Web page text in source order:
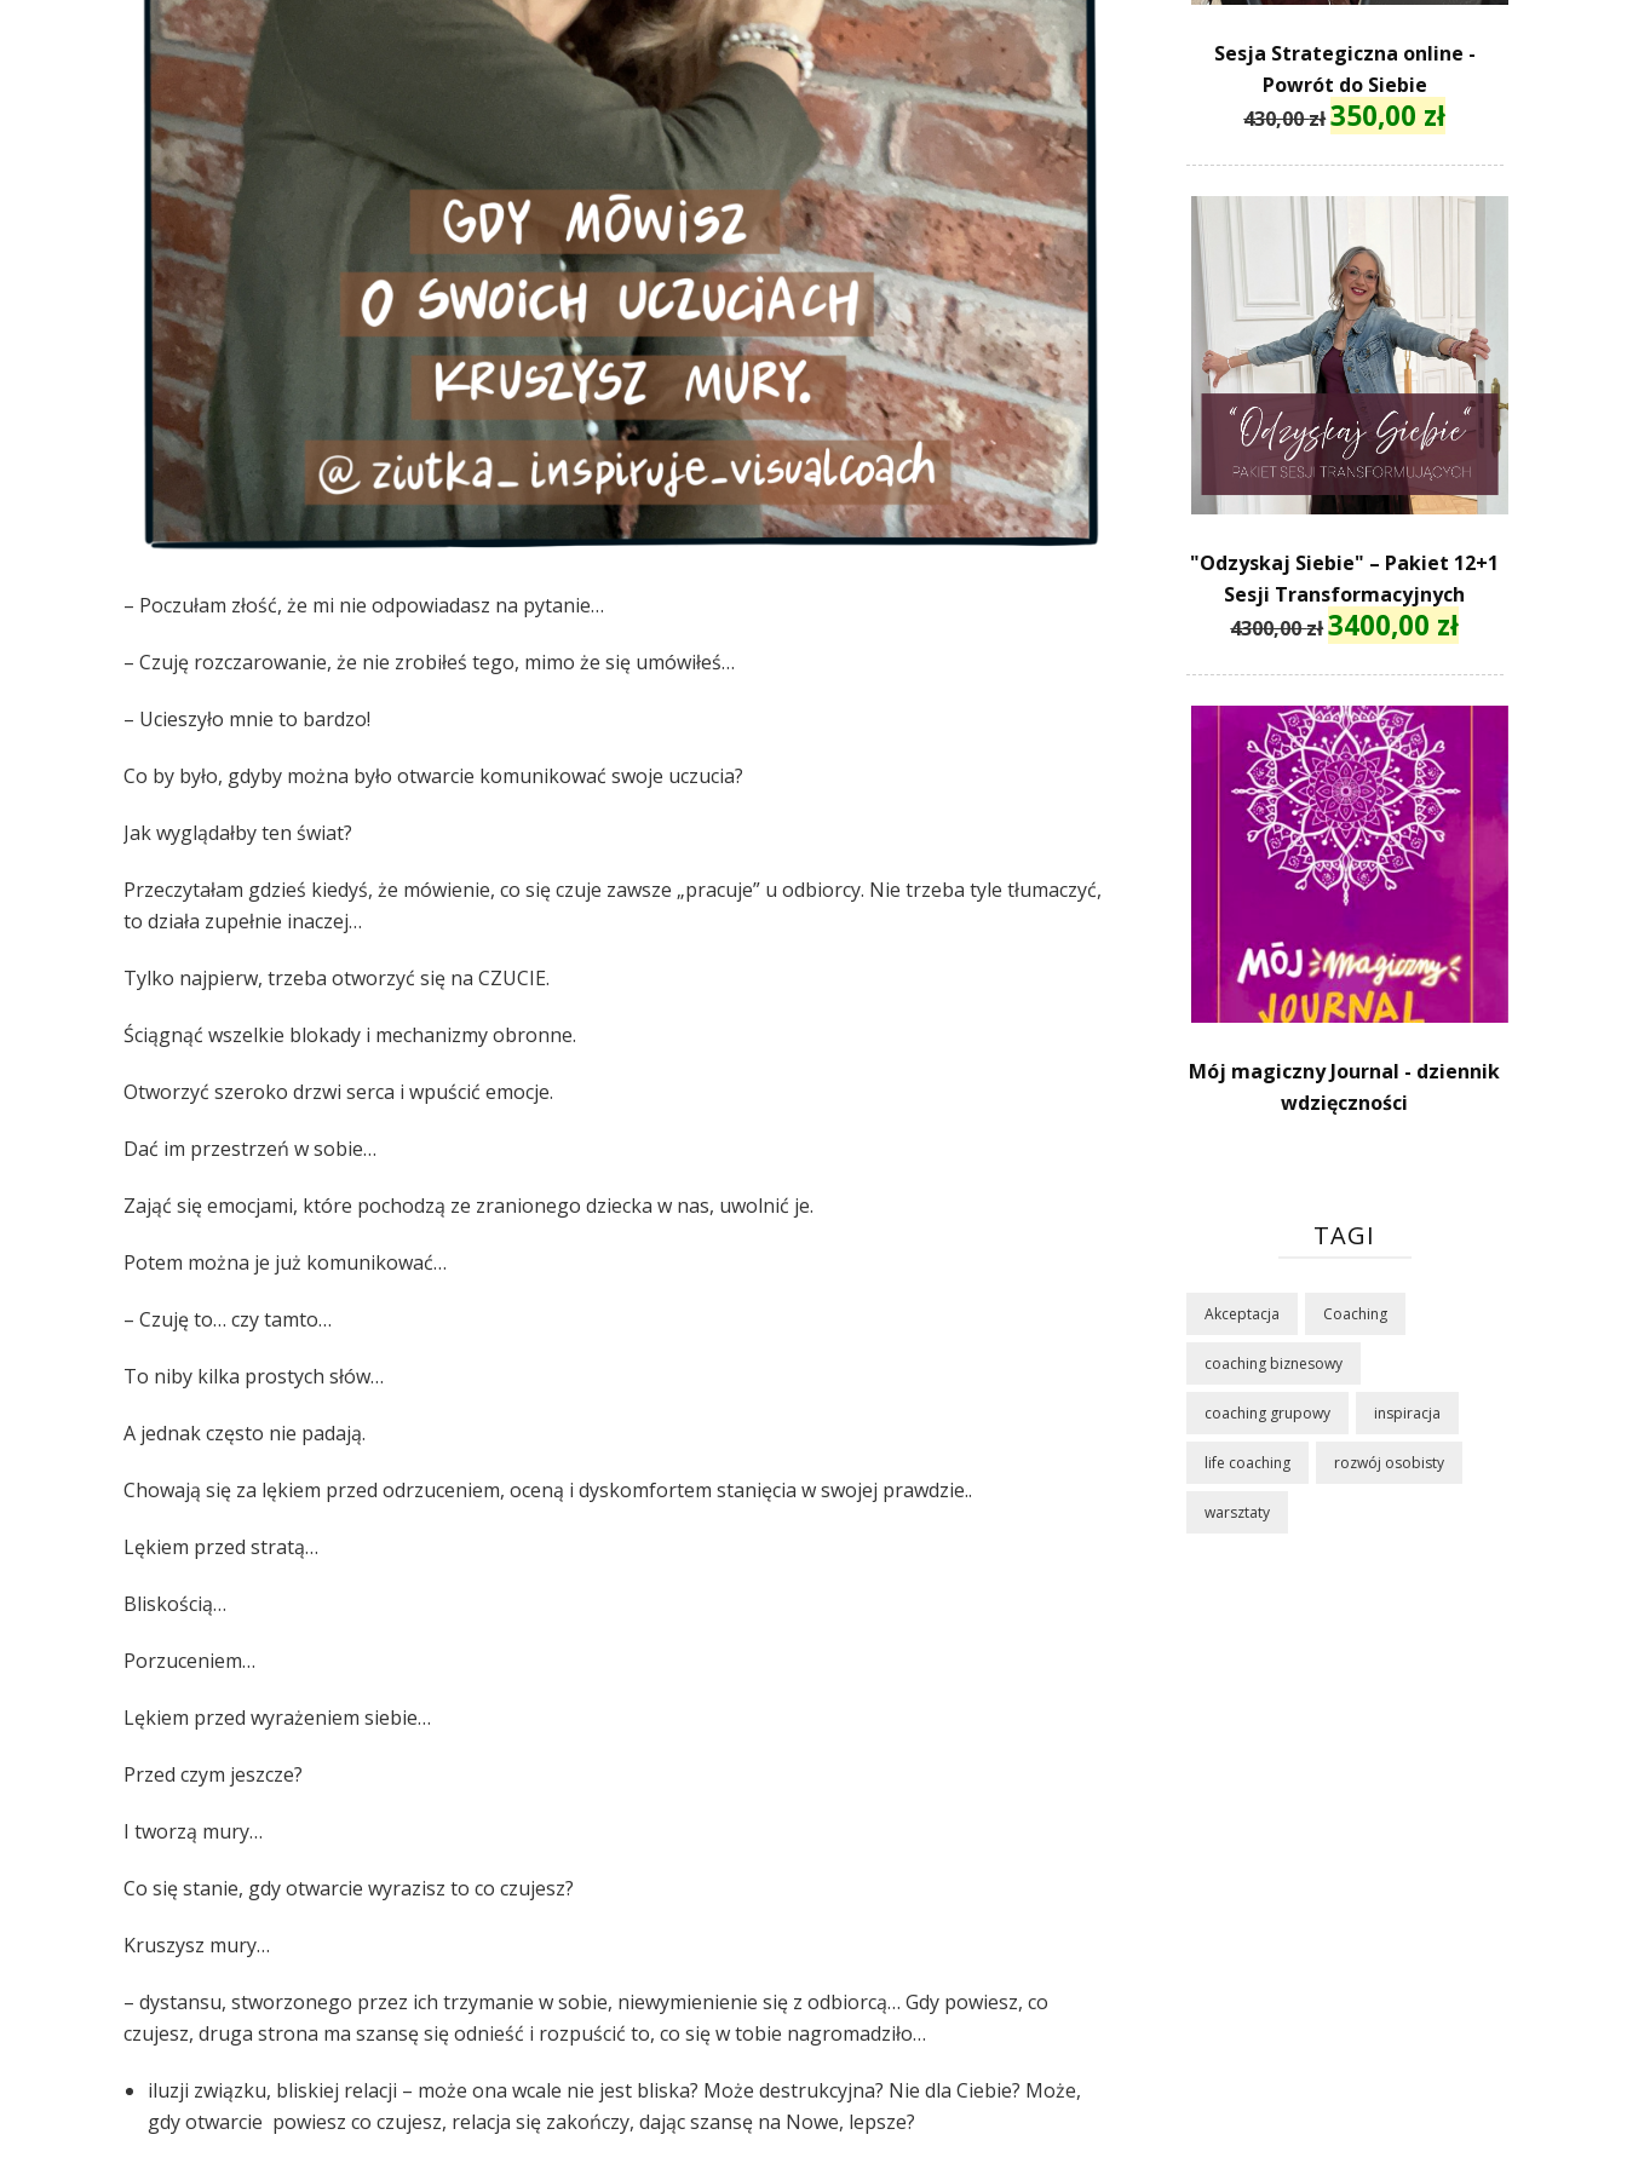
– Poczułam złość, że mi nie odpowiadasz na pytanie…
– Czuję rozczarowanie, że nie zrobiłeś tego, mimo że się umówiłeś…
– Ucieszyło mnie to bardzo!
Co by było, gdyby można było otwarcie komunikować swoje uczucia?
Jak wyglądałby ten świat?
Przeczytałam gdzieś kiedyś, że mówienie, co się czuje zawsze „pracuje” u odbiorcy. Nie trzeba tyle tłumaczyć,
to działa zupełnie inaczej…
Tylko najpierw, trzeba otworzyć się na CZUCIE.
Ściągnąć wszelkie blokady i mechanizmy obronne.
Otworzyć szeroko drzwi serca i wpuścić emocje.
Dać im przestrzeń w sobie…
Zająć się emocjami, które pochodzą ze zranionego dziecka w nas, uwolnić je.
Potem można je już komunikować…
– Czuję to… czy tamto…
To niby kilka prostych słów…
A jednak często nie padają.
Chowają się za lękiem przed odrzuceniem, oceną i dyskomfortem stanięcia w swojej prawdzie..
Lękiem przed stratą…
Bliskością…
Porzuceniem…
Lękiem przed wyrażeniem siebie…
Przed czym jeszcze?
I tworzą mury…
Co się stanie, gdy otwarcie wyrazisz to co czujesz?
Kruszysz mury…
– dystansu, stworzonego przez ich trzymanie w sobie, niewymienienie się z odbiorcą… Gdy powiesz, co
czujesz, druga strona ma szansę się odnieść i rozpuścić to, co się w tobie nagromadziło…
iluzji związku, bliskiej relacji – może ona wcale nie jest bliska? Może destrukcyjna? Nie dla Ciebie? Może,
gdy otwarcie powiesz co czujesz, relacja się zakończy, dając szansę na Nowe, lepsze?
Sesja Strategiczna online -
Powrót do Siebie
430,00złPierwotna
430,00 zł.
350,00 złAktualna
350,00 zł.
"Odzyskaj Siebie" – Pakiet 12+1
Sesji Transformacyjnych
4300,00złPierwotna
4300,00 zł.
3400,00 złAktualna
Mój magiczny Journal - dziennik
wdzięczności
TAGI
Akceptacja Coaching
coaching biznesowy
coaching grupowy inspiracja
life coaching rozwój osobisty
warsztaty